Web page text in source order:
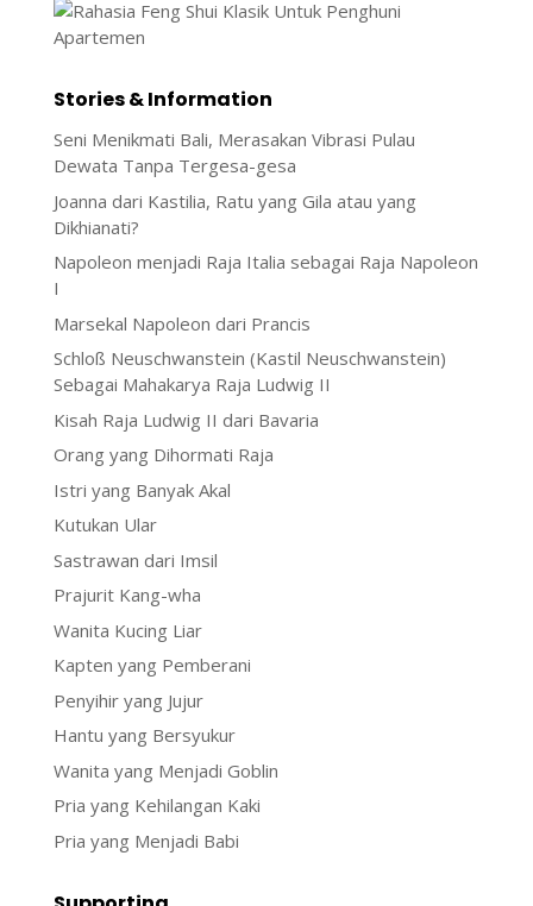
Stories & Information
Seni Menikmati Bali, Merasakan Vibrasi Pulau
Dewata Tanpa Tergesa-gesa
Joanna dari Kastilia, Ratu yang Gila atau yang
Dikhianati?
Napoleon menjadi Raja Italia sebagai Raja Napoleon
I
Marsekal Napoleon dari Prancis
Schloß Neuschwanstein (Kastil Neuschwanstein)
Sebagai Mahakarya Raja Ludwig II
Kisah Raja Ludwig II dari Bavaria
Orang yang Dihormati Raja
Istri yang Banyak Akal
Kutukan Ular
Sastrawan dari Imsil
Prajurit Kang-wha
Wanita Kucing Liar
Kapten yang Pemberani
Penyihir yang Jujur
Hantu yang Bersyukur
Wanita yang Menjadi Goblin
Pria yang Kehilangan Kaki
Pria yang Menjadi Babi